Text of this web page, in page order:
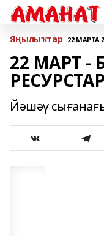
Яңылыҡтар 22 МАРТА
22 МАРТ
Йәшәү